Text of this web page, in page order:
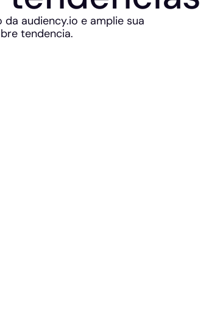
audiency.io e amplie sua
tendencia.